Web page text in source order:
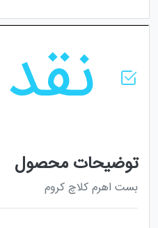
توضیحات محصول
بست اهرم کلاچ کروم